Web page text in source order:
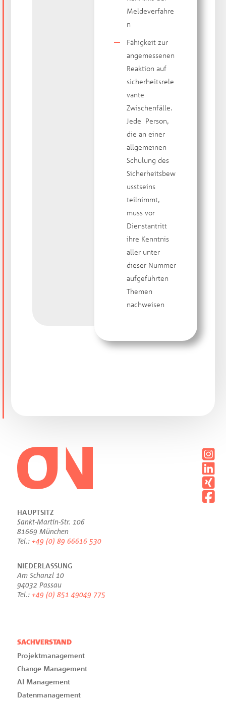
Meldeverfahre
n
Fähigkeit zur
angemessenen
Reaktion auf
sicherheitsrele
vante
Zwischenfälle.
Jede Person,
die an einer
allgemeinen
Schulung des
Sicherheitsbew
usstseins
teilnimmt,
muss vor
Dienstantritt
ihre Kenntnis
aller unter
dieser Nummer
aufgeführten
Themen
nachweisen
HAUPTSITZ
Sankt-Martin-Str. 106
81669 München
Tel.:+49 (0) 89 66616 530
NIEDERLASSUNG
Am Schanzl 10
94032 Passau
Tel.:+49 (0) 851 49049 775
SACHVERSTAND
Projektmanagement
Change Management
AI Management
Datenmanagement